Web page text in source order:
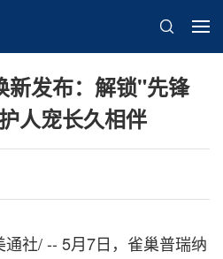
新发布：解锁"先锋
人宠长久相伴
通社/ -- 5月7日，雀巢普瑞纳